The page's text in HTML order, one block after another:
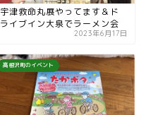
宇津救命丸展やってます＆ド
ライブイン大泉でラーメン会
2023年6月17日
高根沢町のイベント